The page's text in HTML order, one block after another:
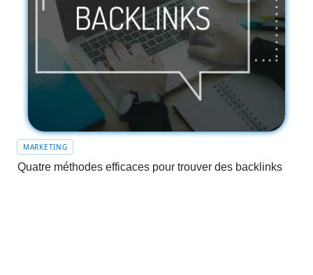
MARKETING
Quatre méthodes efficaces pour trouver des backlinks